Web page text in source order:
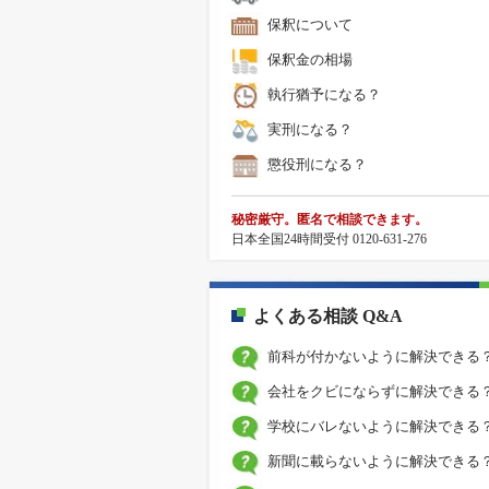
保釈について
保釈金の相場
執行猶予になる？
実刑になる？
懲役刑になる？
秘密厳守。匿名で相談できます。
日本全国24時間受付 0120-631-276
よくある相談 Q&A
前科が付かないように解決できる
会社をクビにならずに解決できる
学校にバレないように解決できる
新聞に載らないように解決できる